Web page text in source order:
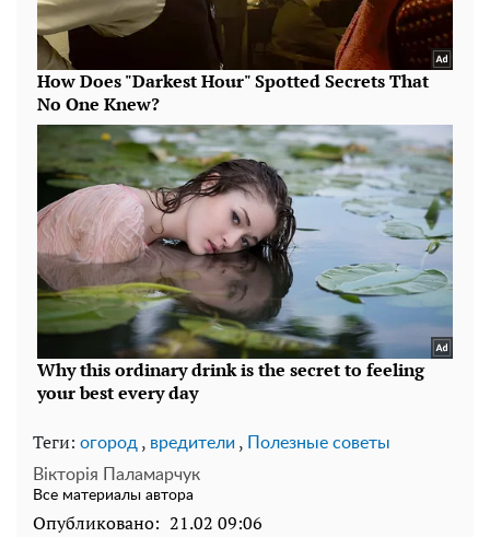
Теги: огород , вредители ,
Полезные советы
Вікторія Паламарчук
Все материалы автора
Опубликовано: 21.02 09:06